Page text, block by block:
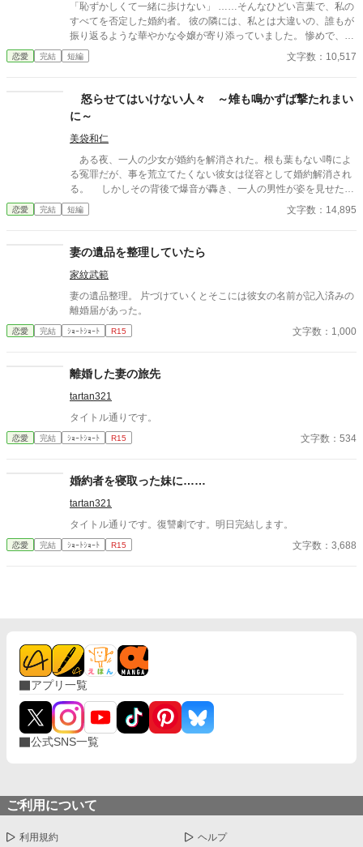
「恥ずかしくて一緒に歩けない」 ……そんなひどい言葉で、私の
すべてを否定した婚約者。 彼の隣には、私とは大違いの、誰もが
振り返るような華やかな令嬢が寄り添っていました。 惨めで、哀
れで、息をすることさえ苦しい。 冷たい視線に晒され、逃げるよ
うに走り出した私に、残されたものはもう何もありません。
恋愛 完結 短編 文字数：10,517
怒らせてはいけない人々 ～雉も鳴かずば撃たれまい
に～
美袋和仁
ある夜、一人の少女が婚約を解消された。根も葉もない噂によ
る冤罪だが、事を荒立てたくない彼女は従容として婚約解消され
る。 しかしその背後で爆音が轟き、一人の男性が姿を見せた。
彼は少女の父親。 怒らせてはならない人々に繋がる少女の婚約
解消が、思わぬ展開を導きだす。 なんとなくの一気書き。御笑
恋愛 完結 短編 文字数：14,895
妻の遺品を整理していたら
家紋武範
妻の遺品整理。 片づけていくとそこには彼女の名前が記入済みの
離婚届があった。
恋愛 完結 ｼｮｰﾄｼｮｰﾄ R15 文字数：1,000
離婚した妻の旅先
tartan321
タイトル通りです。
恋愛 完結 ｼｮｰﾄｼｮｰﾄ R15 文字数：534
婚約者を寝取った妹に……
tartan321
タイトル通りです。復讐劇です。明日完結します。
恋愛 完結 ｼｮｰﾄｼｮｰﾄ R15 文字数：3,688
アプリ一覧
公式SNS一覧
ご利用について
利用規約 ヘルプ